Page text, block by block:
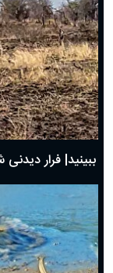
ببینید| فرار